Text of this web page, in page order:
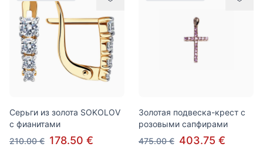
Серьги из золота SOKOLOV
c фианитами
210.00 € 178.50 €
Золотая подвеска-крест с
розовыми сапфирами
475.00 € 403.75 €